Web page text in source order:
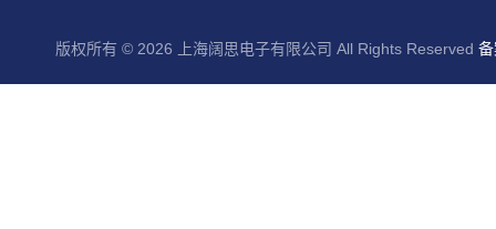
版权所有 © 2026 上海阔思电子有限公司 All Rights Reserved